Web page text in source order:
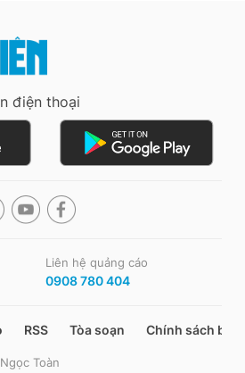
điện thoại
Liên hệ quảng cáo
0908 780 404
RSS Tòa soạn Chính sách bảo
Toàn